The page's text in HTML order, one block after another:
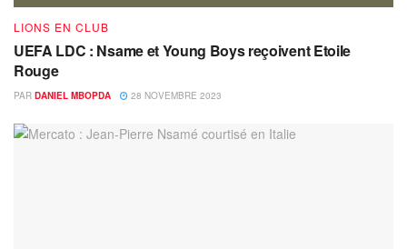
LIONS EN CLUB
UEFA LDC : Nsame et Young Boys reçoivent Etoile
Rouge
PAR DANIEL MBOPDA 28 NOVEMBRE 2023